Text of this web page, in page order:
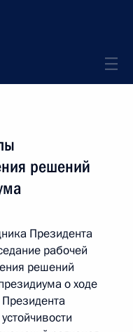
решений
Президента
рабочей
решений
о ходе